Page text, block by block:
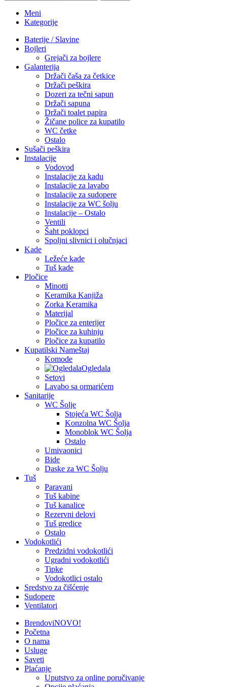
Meni
Kategorije
Baterije / Slavine
Bojleri
Grejači za bojlere
Galanterija
Držači čaša za četkice
Držači peškira
Dozeri za tečni sapun
Držači sapuna
Držači toalet papira
Žičane police za kupatilo
WC četke
Ostalo
Sušači peškira
Instalacije
Vodovod
Instalacije za kadu
Instalacije za lavabo
Instalacije za sudopere
Instalacije za WC šolju
Instalacije – Ostalo
Ventili
Šaht poklopci
Spoljni slivnici i olučnjaci
Kade
Ležeće kade
Tuš kade
Pločice
Minotti
Keramika Kanjiža
Zorka Keramika
Materijal
Pločice za enterijer
Pločice za kuhinju
Pločice za kupatilo
Kupatilski Nameštaj
Komode
Ogledala
Setovi
Lavabo sa ormarićem
Sanitarije
WC Šolje
Stojeća WC Šolja
Konzolna WC Šolja
Monoblok WC Šolja
Ostalo
Umivaonici
Bide
Daske za WC Šolju
Tuš
Paravani
Tuš kabine
Tuš kanalice
Rezervni delovi
Tuš gredice
Ostalo
Vodokotlići
Predzidni vodokotlići
Ugradni vodokotlići
Tipke
Vodokotlici ostalo
Sredstvo za čišćenje
Sudopere
Ventilatori
BrendoviNOVO!
Početna
O nama
Usluge
Saveti
Plaćanje
Uputstvo za online poručivanje